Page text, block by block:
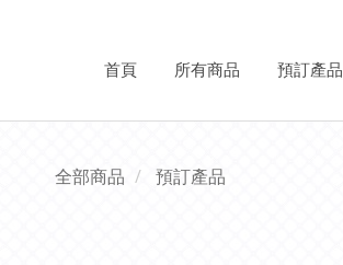
首頁 所有商品 預訂產品
全部商品 預訂產品